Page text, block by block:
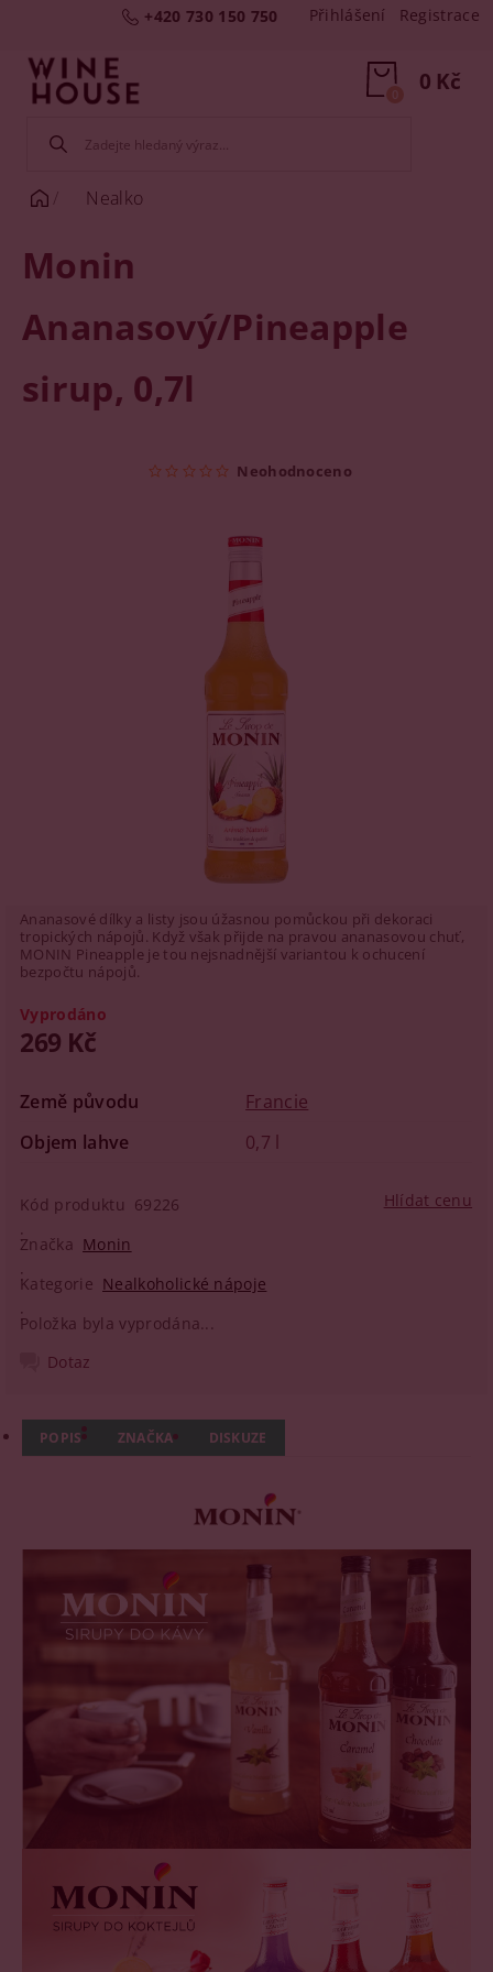
+420 730 150 750 Přihlášení Registrace
0 Kč
0
Nealko
Monin
Ananasový/Pineapple
sirup, 0,7l
Neohodnoceno
Ananasové dílky a listy jsou úžasnou pomůckou při dekoraci
tropických nápojů. Když však přijde na pravou ananasovou chuť,
MONIN Pineapple je tou nejsnadnější variantou k ochucení
bezpočtu nápojů.
Vyprodáno
269 Kč
Země původu
Francie
Objem lahve
0,7 l
Kód produktu 69226
Značka Monin
Kategorie Nealkoholické nápoje
Položka byla vyprodána...
Hlídat cenu
Dotaz
POPIS ZNAČKA DISKUZE